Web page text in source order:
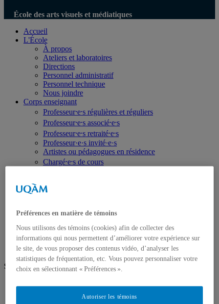
École des arts visuels et médiatiques
Accueil
L'École
À propos
Ateliers et laboratoires
Directions
Personnel administratif
Personnel technique
Nous joindre
Corps enseignant
Professeur⸱e⸱s régulières et réguliers
Professeur⸱e⸱s associé⸱e⸱s
Professeur⸱e⸱s retraité⸱e⸱s
Professeur·e·s invité·e·s
Artistes ou pédagogues en résidence
Chargé⸱e⸱s de cours
Deuxième cycle
Unités de recherche
Publications
Prix, bourses et distinctions
Suivez-nous
Préférences en matière de témoins
Nous utilisons des témoins (cookies) afin de collecter des
informations qui nous permettent d’améliorer votre expérience sur
le site, de vous proposer des contenus vidéo, d’analyser les
statistiques de fréquentation, etc. Vous pouvez personnaliser votre
choix en sélectionnant « Préférences ».
Autoriser les témoins